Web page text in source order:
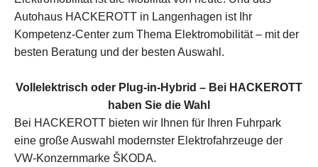
Autohaus HACKEROTT in Langenhagen ist Ihr
Kompetenz-Center zum Thema Elektromobilität – mit der
besten Beratung und der besten Auswahl.
Vollelektrisch oder Plug-in-Hybrid – Bei HACKEROTT
haben Sie die Wahl
Bei HACKEROTT bieten wir Ihnen für Ihren Fuhrpark
eine große Auswahl modernster Elektrofahrzeuge der
VW-Konzernmarke ŠKODA.